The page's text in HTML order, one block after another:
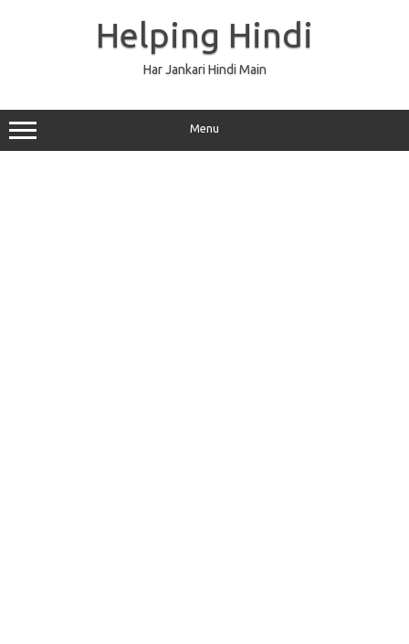
Helping Hindi
Har Jankari Hindi Main
Menu